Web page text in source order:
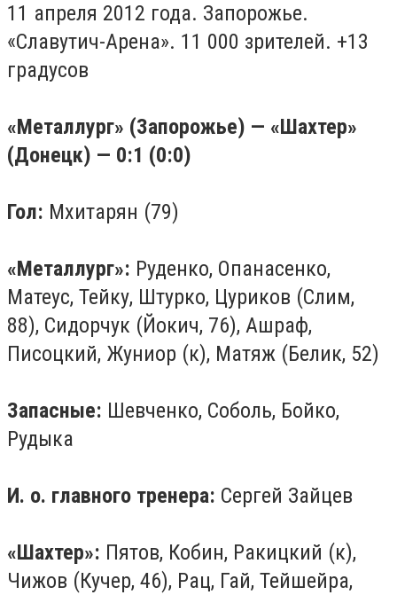
11 апреля 2012 года. Запорожье.
«Славутич-Арена». 11 000 зрителей. +13
градусов
«Металлург» (Запорожье) — «Шахтер»
(Донецк) — 0:1 (0:0)
Гол: Мхитарян (79)
«Металлург»: Руденко, Опанасенко,
Матеус, Тейку, Штурко, Цуриков (Слим,
88), Сидорчук (Йокич, 76), Ашраф,
Писоцкий, Жуниор (к), Матяж (Белик, 52)
Запасные: Шевченко, Соболь, Бойко,
Рудыка
И. о. главного тренера: Сергей Зайцев
«Шахтер»: Пятов, Кобин, Ракицкий (к),
Чижов (Кучер, 46), Рац, Гай, Тейшейра,